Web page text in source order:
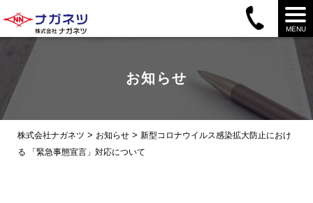
MENU
お知らせ
株式会社ナガネツ > お知らせ > 新型コロナウイルス感染拡大防止におけ
る 「緊急事態宣言」対応について